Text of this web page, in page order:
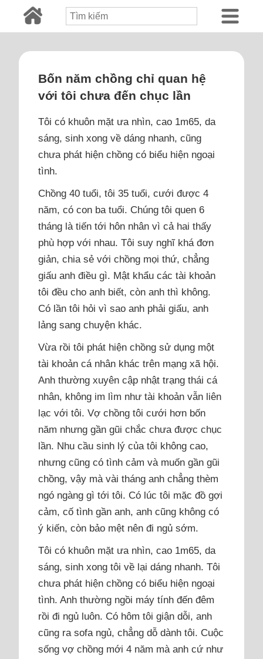
Bốn năm chồng chỉ quan hệ
với tôi chưa đến chục lần
Tôi có khuôn mặt ưa nhìn, cao 1m65, da
sáng, sinh xong về dáng nhanh, cũng
chưa phát hiện chồng có biểu hiện ngoại
tình.
Chồng 40 tuổi, tôi 35 tuổi, cưới được 4
năm, có con ba tuổi. Chúng tôi quen 6
tháng là tiến tới hôn nhân vì cả hai thấy
phù hợp với nhau. Tôi suy nghĩ khá đơn
giản, chia sẻ với chồng mọi thứ, chẳng
giấu anh điều gì. Mật khẩu các tài khoản
tôi đều cho anh biết, còn anh thì không.
Có lần tôi hỏi vì sao anh phải giấu, anh
lảng sang chuyện khác.
Vừa rồi tôi phát hiện chồng sử dụng một
tài khoản cá nhân khác trên mạng xã hội.
Anh thường xuyên cập nhật trạng thái cá
nhân, không im lìm như tài khoản vẫn liên
lạc với tôi. Vợ chồng tôi cưới hơn bốn
năm nhưng gần gũi chắc chưa được chục
lần. Nhu cầu sinh lý của tôi không cao,
nhưng cũng có tình cảm và muốn gần gũi
chồng, vậy mà vài tháng anh chẳng thèm
ngó ngàng gì tới tôi. Có lúc tôi mặc đồ gợi
cảm, cố tình gần anh, anh cũng không có
ý kiến, còn bảo mệt nên đi ngủ sớm.
Tôi có khuôn mặt ưa nhìn, cao 1m65, da
sáng, sinh xong tôi về lại dáng nhanh. Tôi
chưa phát hiện chồng có biểu hiện ngoại
tình. Anh thường ngồi máy tính đến đêm
rồi đi ngủ luôn. Có hôm tôi giận dỗi, anh
cũng ra sofa ngủ, chẳng dỗ dành tôi. Cuộc
sống vợ chồng mới 4 năm mà anh cứ như